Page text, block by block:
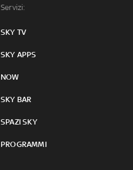
Servizi:
SKY TV
SKY APPS
NOW
SKY BAR
SPAZI SKY
PROGRAMMI